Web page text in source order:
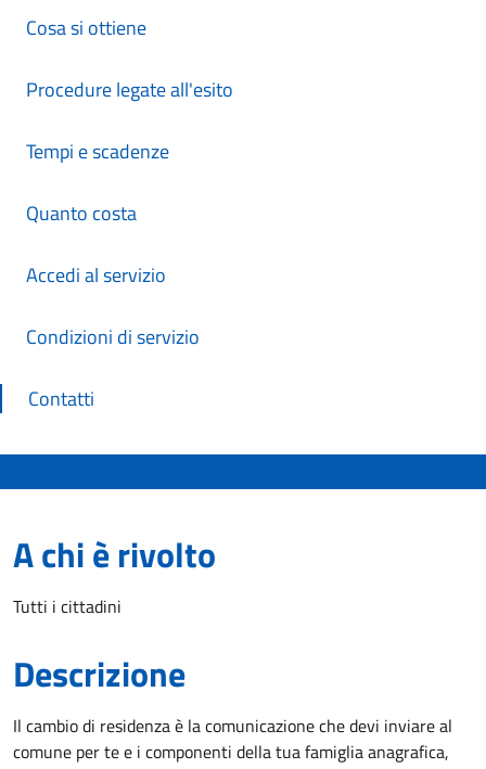
Cosa si ottiene
Procedure legate all'esito
Tempi e scadenze
Quanto costa
Accedi al servizio
Condizioni di servizio
Contatti
A chi è rivolto
Tutti i cittadini
Descrizione
Il cambio di residenza è la comunicazione che devi inviare al
comune per te e i componenti della tua famiglia anagrafica,